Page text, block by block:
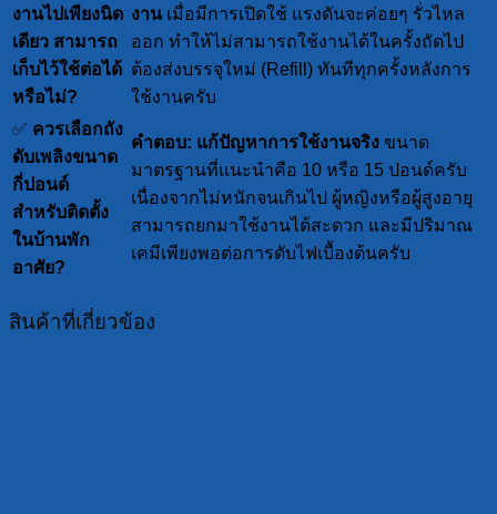
งานไปเพียงนิด
เดียว สามารถ
เก็บไว้ใช้ต่อได้
หรือไม่?
งานเมื่อมีการเปิดใช้ แรงดันจะค่อยๆ รั่วไหล
ออก ทำให้ไม่สามารถใช้งานได้ในครั้งถัดไป
ต้องส่งบรรจุใหม่ (Refill) ทันทีทุกครั้งหลังการ
ใช้งานครับ
✅ ควรเลือกถัง
ดับเพลิงขนาด
กี่ปอนด์
สำหรับติดตั้ง
ในบ้านพัก
อาศัย?
คำตอบ: แก้ปัญหาการใช้งานจริง ขนาด
มาตรฐานที่แนะนำคือ 10 หรือ 15 ปอนด์ครับ
เนื่องจากไม่หนักจนเกินไป ผู้หญิงหรือผู้สูงอายุ
สามารถยกมาใช้งานได้สะดวก และมีปริมาณ
เคมีเพียงพอต่อการดับไฟเบื้องต้นครับ
สินค้าที่เกี่ยวข้อง